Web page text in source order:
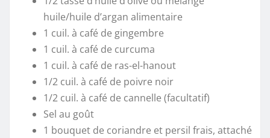
huile/huile d’argan alimentaire
1 cuil. à café de gingembre
1 cuil. à café de curcuma
1 cuil. à café de ras-el-hanout
1/2 cuil. à café de poivre noir
1/2 cuil. à café de cannelle (facultatif)
Sel au goût
1 bouquet de coriandre et persil frais, attaché